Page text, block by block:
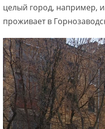
целый город, например,
проживает в